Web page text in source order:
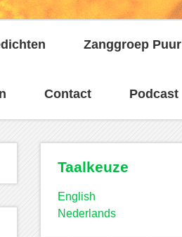
Zanggroep Puur
Contact Podcast
Taalkeuze
English
Nederlands